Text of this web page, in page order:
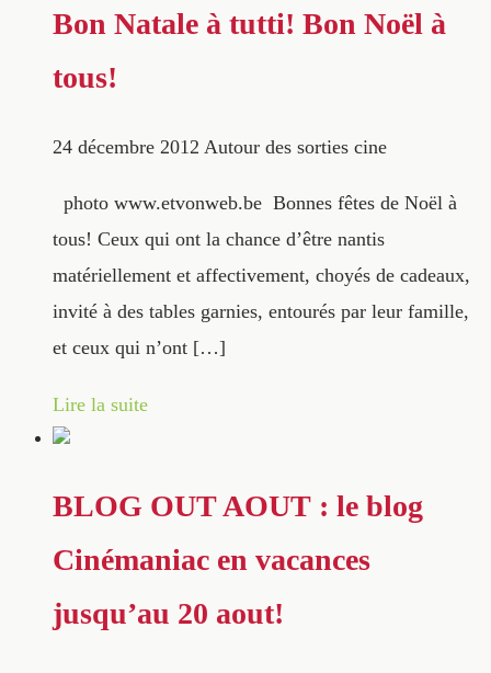
Bon Natale à tutti! Bon Noël à
tous!
24 décembre 2012 Autour des sorties cine
photo www.etvonweb.be Bonnes fêtes de Noël à
tous! Ceux qui ont la chance d’être nantis
matériellement et affectivement, choyés de cadeaux,
invité à des tables garnies, entourés par leur famille,
et ceux qui n’ont […]
Lire la suite
BLOG OUT AOUT : le blog
Cinémaniac en vacances
jusqu’au 20 aout!